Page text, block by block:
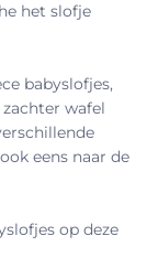
het slofje
babyslofjes,
wafel
eens naar de
op deze